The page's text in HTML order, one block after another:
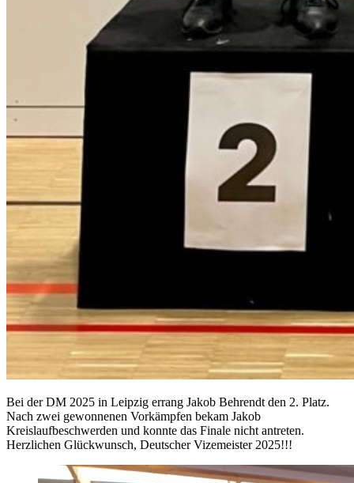
Bei der DM 2025 in Leipzig errang Jakob Behrendt den 2. Platz.
Nach zwei gewonnenen Vorkämpfen bekam Jakob
Kreislaufbeschwerden und konnte das Finale nicht antreten.
Herzlichen Glückwunsch, Deutscher Vizemeister 2025!!!